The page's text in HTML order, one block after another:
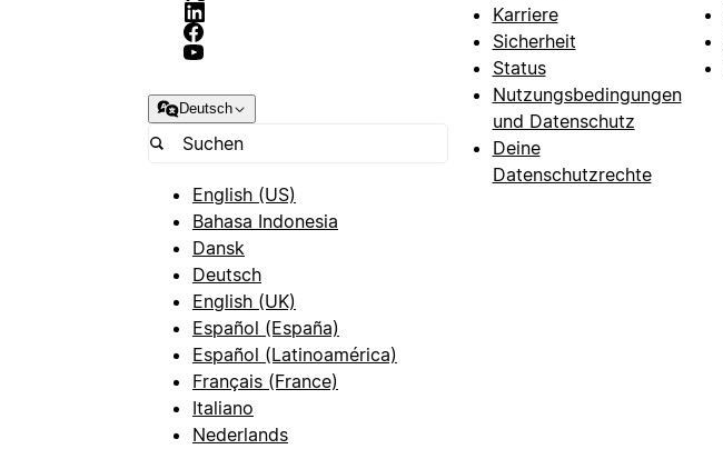
Deutsch
English (US)
Bahasa Indonesia
Dansk
Deutsch
English (UK)
Español (España)
Español (Latinoamérica)
Français (France)
Italiano
Nederlands
Karriere
Sicherheit
Status
Nutzungsbedingungen
und Datenschutz
Deine
Datenschutzrechte